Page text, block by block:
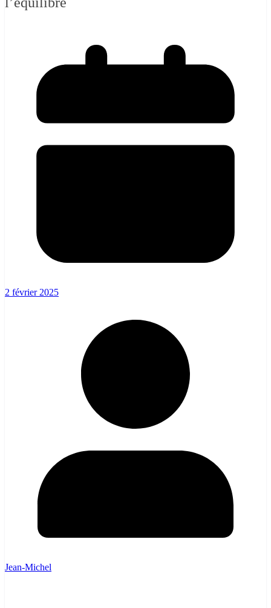
2 février 2025
Jean-Michel